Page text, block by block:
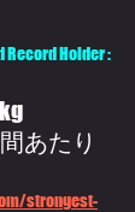
Record Holder :
あたり
strongest-